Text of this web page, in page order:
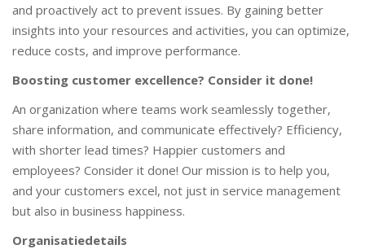
and proactively act to prevent issues. By gaining better
insights into your resources and activities, you can optimize,
reduce costs, and improve performance.
Boosting customer excellence? Consider it done!
An organization where teams work seamlessly together,
share information, and communicate effectively? Efficiency,
with shorter lead times? Happier customers and
employees? Consider it done! Our mission is to help you,
and your customers excel, not just in service management
but also in business happiness.
Organisatiedetails